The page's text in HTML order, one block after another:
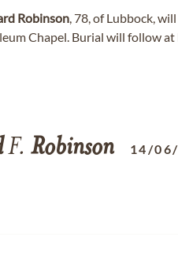
Robinson, 78, of Lubbock,
Chapel. Burial will follow at
F. Robinson 14/